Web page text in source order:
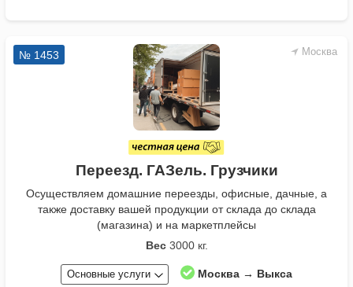
Москва
№ 1453
Переезд. ГАЗель. Грузчики
Осуществляем домашние переезды, офисные, дачные, а
также доставку вашей продукции от склада до склада
(магазина) и на маркетплейсы
Вес3000 кг.
Основные услуги Москва → Выкса